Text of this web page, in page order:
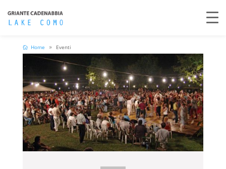
Home Eventi